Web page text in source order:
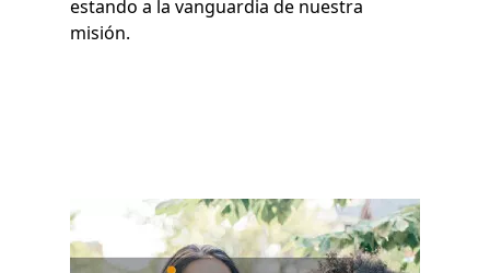
estando a la vanguardia de nuestra
misión.
Imagen